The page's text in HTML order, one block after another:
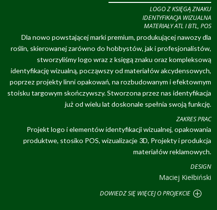
LOGO Z KSIĘGĄ ZNAKU
IDENTYFIKACJA WIZUALNA
MATERIAŁY ATL I BTL, POS
Dla nowo powstającej marki premium, produkującej nawozy dla
roślin, skierowanej zarówno do hobbystów, jak i profesjonalistów,
stworzyliśmy logo wraz z księgą znaku oraz kompleksową
identyfikację wizualną, począwszy od materiałów akcydensowych,
poprzez projekty linni opakowań, na rozbudowanym i efektownym
stoisku targowym skończywszy. Stworzona przez nas identyfikacja
już od wielu lat doskonale spełnia swoją funkcję.
ZAKRES PRAC
Projekt logo i elementów identyfikacji wizualnej, opakowania
produktwe, stosiko POS, wizualizacje 3D, Projekty i produkcja
materiałów reklamowych.
DESIGN
Maciej Kiełbiński
DOWIEDZ SIĘ WIĘCEJ O PROJEKCIE